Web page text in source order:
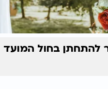
להתחתן בחול המועד